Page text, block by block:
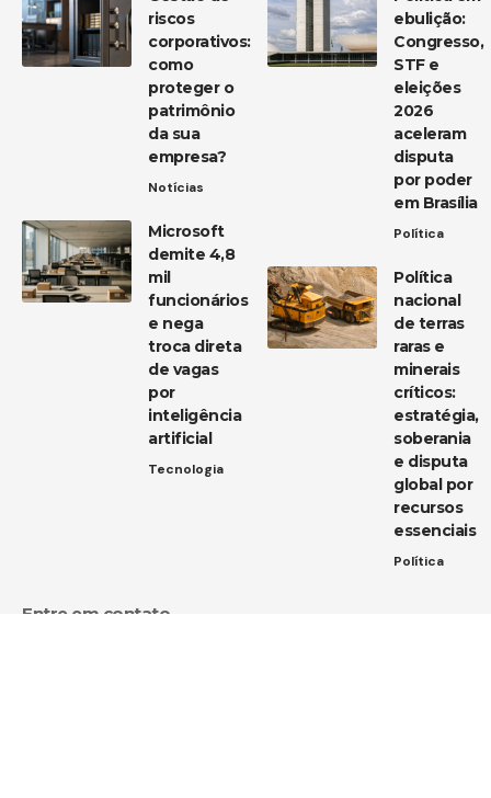
riscos
corporativos:
como
proteger o
patrimônio
da sua
empresa?
Notícias
Microsoft
demite 4,8
mil
funcionários
e nega
troca direta
de vagas
por
inteligência
artificial
Tecnologia
ebulição:
Congresso,
STF e
eleições
2026
aceleram
disputa
por poder
em Brasília
Política
Política
nacional
de terras
raras e
minerais
críticos:
estratégia,
soberania
e disputa
global por
recursos
essenciais
Política
Entre em contato